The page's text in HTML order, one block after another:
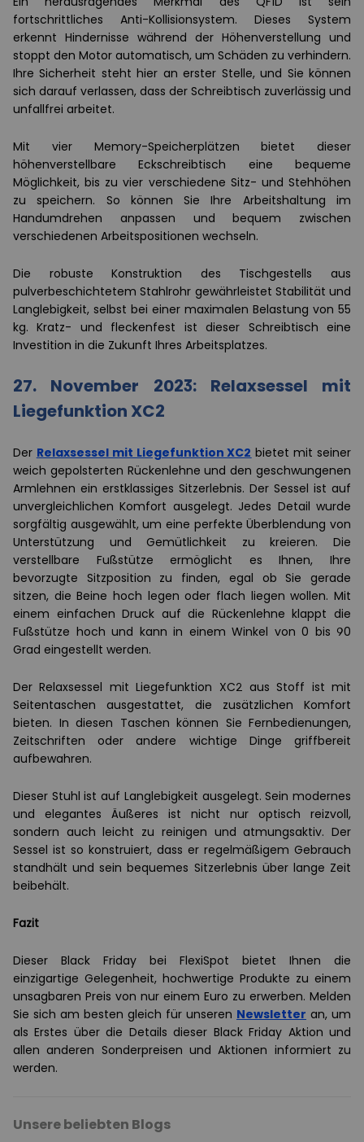
fortschrittliches Anti-Kollisionsystem. Dieses System
erkennt Hindernisse während der Höhenverstellung und
stoppt den Motor automatisch, um Schäden zu verhindern.
Ihre Sicherheit steht hier an erster Stelle, und Sie können
sich darauf verlassen, dass der Schreibtisch zuverlässig und
unfallfrei arbeitet.
Mit vier Memory-Speicherplätzen bietet dieser
höhenverstellbare Eckschreibtisch eine bequeme
Möglichkeit, bis zu vier verschiedene Sitz- und Stehhöhen
zu speichern. So können Sie Ihre Arbeitshaltung im
Handumdrehen anpassen und bequem zwischen
verschiedenen Arbeitspositionen wechseln.
Die robuste Konstruktion des Tischgestells aus
pulverbeschichtetem Stahlrohr gewährleistet Stabilität und
Langlebigkeit, selbst bei einer maximalen Belastung von 55
kg. Kratz- und fleckenfest ist dieser Schreibtisch eine
Investition in die Zukunft Ihres Arbeitsplatzes.
27. November 2023: Relaxsessel mit
Liegefunktion XC2
Der Relaxsessel mit Liegefunktion XC2 bietet mit seiner
weich gepolsterten Rückenlehne und den geschwungenen
Armlehnen ein erstklassiges Sitzerlebnis. Der Sessel ist auf
unvergleichlichen Komfort ausgelegt. Jedes Detail wurde
sorgfältig ausgewählt, um eine perfekte Überblendung von
Unterstützung und Gemütlichkeit zu kreieren. Die
verstellbare Fußstütze ermöglicht es Ihnen, Ihre
bevorzugte Sitzposition zu finden, egal ob Sie gerade
sitzen, die Beine hoch legen oder flach liegen wollen. Mit
einem einfachen Druck auf die Rückenlehne klappt die
Fußstütze hoch und kann in einem Winkel von 0 bis 90
Grad eingestellt werden.
Der Relaxsessel mit Liegefunktion XC2 aus Stoff ist mit
Seitentaschen ausgestattet, die zusätzlichen Komfort
bieten. In diesen Taschen können Sie Fernbedienungen,
Zeitschriften oder andere wichtige Dinge griffbereit
aufbewahren.
Dieser Stuhl ist auf Langlebigkeit ausgelegt. Sein modernes
und elegantes Äußeres ist nicht nur optisch reizvoll,
sondern auch leicht zu reinigen und atmungsaktiv. Der
Sessel ist so konstruiert, dass er regelmäßigem Gebrauch
standhält und sein bequemes Sitzerlebnis über lange Zeit
beibehält.
Fazit
Dieser Black Friday bei FlexiSpot bietet Ihnen die
einzigartige Gelegenheit, hochwertige Produkte zu einem
unsagbaren Preis von nur einem Euro zu erwerben. Melden
Sie sich am besten gleich für unseren Newsletter an, um
als Erstes über die Details dieser Black Friday Aktion und
allen anderen Sonderpreisen und Aktionen informiert zu
werden.
Unsere beliebten Blogs